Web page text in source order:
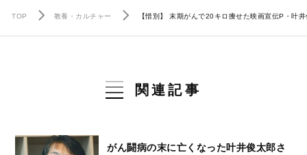
TOP 教養・カルチャー 【惜別】 末期がんで20キロ痩せた映画宣伝P・叶
関連記事
がん闘病の末に亡くなった叶井俊太郎さ